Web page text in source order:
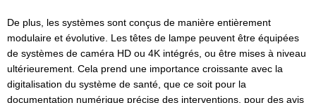
De plus, les systèmes sont conçus de manière entièrement
modulaire et évolutive. Les têtes de lampe peuvent être équipées
de systèmes de caméra HD ou 4K intégrés, ou être mises à niveau
ultérieurement. Cela prend une importance croissante avec la
digitalisation du système de santé, que ce soit pour la
documentation numérique précise des interventions, pour des avis